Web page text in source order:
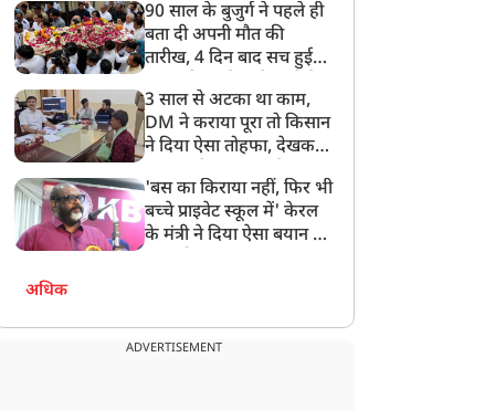
90 साल के बुजुर्ग ने पहले ही
बता दी अपनी मौत की
तारीख, 4 दिन बाद सच हुई
साथ निकाली अंतिम यात्रा
3 साल से अटका था काम,
DM ने कराया पूरा तो किसान
ने दिया ऐसा तोहफा, देखकर
अनमोल कुछ नहीं
'बस का किराया नहीं, फिर भी
बच्चे प्राइवेट स्कूल में' केरल
के मंत्री ने दिया ऐसा बयान की
अधिक
ADVERTISEMENT